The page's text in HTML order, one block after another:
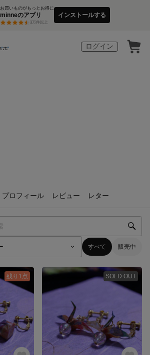
お買いものがもっとお得に
minneのアプリ
3万件以上
インストールする
ログイン
プロフィール レビュー レター
すべて 販売中
残り1点 SOLD OUT